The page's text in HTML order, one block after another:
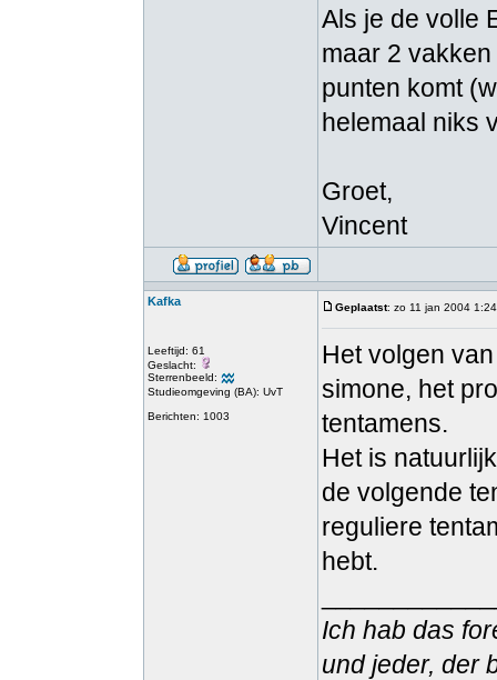
Als je de volle
maar 2
punten komt
helemaal niks
Groet,
Vincent
Kafka
Leeftijd: 61
Geslacht:
Sterrenbeeld:
Studieomgeving (BA): UvT
Berichten: 1003
Geplaatst: zo 11 jan 2004 1:24
Het volgen
simone, het
tentamens.
Het is
de volgende
reguliere
hebt.
Ich hab das
und jeder, der